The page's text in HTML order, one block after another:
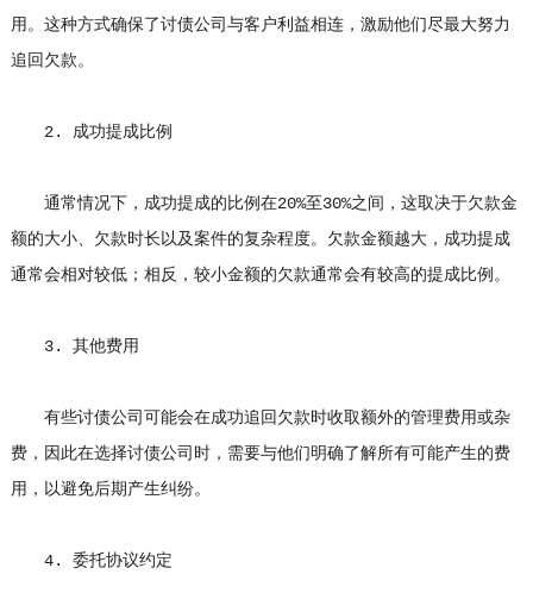
用。这种方式确保了讨债公司与客户利益相连，激励他们尽最大努力
追回欠款。
2. 成功提成比例
通常情况下，成功提成的比例在20%至30%之间，这取决于欠款金
额的大小、欠款时长以及案件的复杂程度。欠款金额越大，成功提成
通常会相对较低；相反，较小金额的欠款通常会有较高的提成比例。
3. 其他费用
有些讨债公司可能会在成功追回欠款时收取额外的管理费用或杂
费，因此在选择讨债公司时，需要与他们明确了解所有可能产生的费
用，以避免后期产生纠纷。
4. 委托协议约定